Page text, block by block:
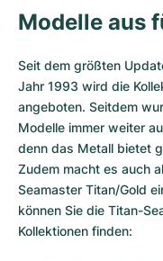
Modelle aus
Seit dem größten
Jahr 1993 wird die
angeboten. Seitdem
Modelle immer weiter
denn das Metall bietet
Zudem macht es auch
Seamaster Titan/Gold
können Sie die Titan-
Kollektionen finden: